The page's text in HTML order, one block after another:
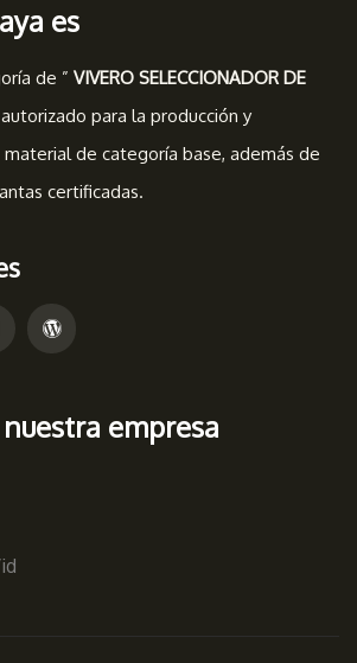
es
de ” VIVERO SELECCIONADOR DE
autorizado para la producción y
de categoría base, además de
certificadas.
empresa